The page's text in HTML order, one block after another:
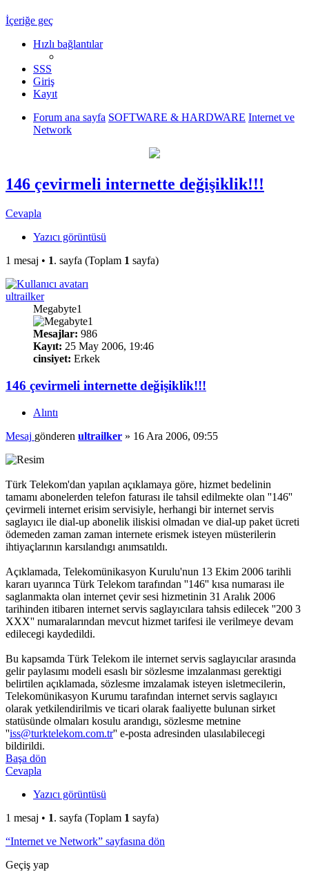
İçeriğe geç
Hızlı bağlantılar
SSS
Giriş
Kayıt
Forum ana sayfa SOFTWARE & HARDWARE Internet ve
Network
146 çevirmeli internette değişiklik!!!
Cevapla
Yazıcı görüntüsü
1 mesaj • 1. sayfa (Toplam 1 sayfa)
ultrailker
Megabyte1
Mesajlar: 986
Kayıt: 25 May 2006, 19:46
cinsiyet: Erkek
146 çevirmeli internette değişiklik!!!
Alıntı
Mesaj gönderen ultrailker » 16 Ara 2006, 09:55
Türk Telekom'dan yapılan açıklamaya göre, hizmet bedelinin
tamamı abonelerden telefon faturası ile tahsil edilmekte olan ''146''
çevirmeli internet erisim servisiyle, herhangi bir internet servis
saglayıcı ile dial-up abonelik iliskisi olmadan ve dial-up paket ücreti
ödemeden zaman zaman internete erismek isteyen müsterilerin
ihtiyaçlarının karsılandıgı anımsatıldı.
Açıklamada, Telekomünikasyon Kurulu'nun 13 Ekim 2006 tarihli
kararı uyarınca Türk Telekom tarafından ''146'' kısa numarası ile
saglanmakta olan internet çevir sesi hizmetinin 31 Aralık 2006
tarihinden itibaren internet servis saglayıcılara tahsis edilecek ''200 3
XXX'' numaralarından mevcut hizmet tarifesi ile verilmeye devam
edilecegi kaydedildi.
Bu kapsamda Türk Telekom ile internet servis saglayıcılar arasında
gelir paylasımı modeli esaslı bir sözlesme imzalanması gerektigi
belirtilen açıklamada, sözlesme imzalamak isteyen isletmecilerin,
Telekomünikasyon Kurumu tarafından internet servis saglayıcı
olarak yetkilendirilmis ve ticari olarak faaliyette bulunan sirket
statüsünde olmaları kosulu arandıgı, sözlesme metnine
''iss@turktelekom.com.tr'' e-posta adresinden ulasılabilecegi
bildirildi.
Başa dön
Cevapla
Yazıcı görüntüsü
1 mesaj • 1. sayfa (Toplam 1 sayfa)
“Internet ve Network” sayfasına dön
Geçiş yap